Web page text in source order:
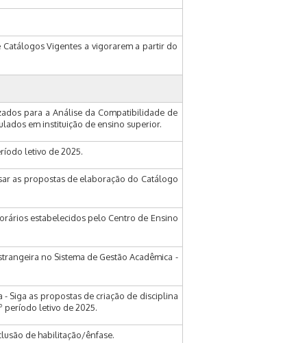
Catálogos Vigentes a vigorarem a partir do
para a Análise da Compatibilidade de
em instituição de ensino superior.
letivo de 2025.
as propostas de elaboração do Catálogo
estabelecidos pelo Centro de Ensino
no Sistema de Gestão Acadêmica -
Siga as propostas de criação de disciplina
período letivo de 2025.
de habilitação/ênfase.